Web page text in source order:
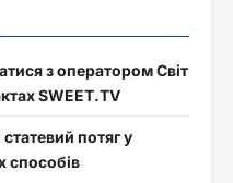
з оператором Світ
SWEET.TV
потяг у
способів